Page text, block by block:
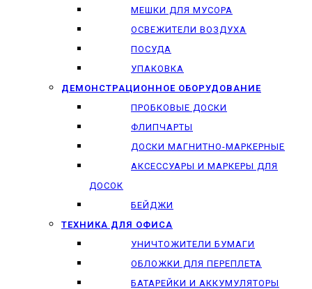
МЕШКИ ДЛЯ МУСОРА
ОСВЕЖИТЕЛИ ВОЗДУХА
ПОСУДА
УПАКОВКА
ДЕМОНСТРАЦИОННОЕ ОБОРУДОВАНИЕ
ПРОБКОВЫЕ ДОСКИ
ФЛИПЧАРТЫ
ДОСКИ МАГНИТНО-МАРКЕРНЫЕ
АКСЕССУАРЫ И МАРКЕРЫ ДЛЯ
ДОСОК
БЕЙДЖИ
ТЕХНИКА ДЛЯ ОФИСА
УНИЧТОЖИТЕЛИ БУМАГИ
ОБЛОЖКИ ДЛЯ ПЕРЕПЛЕТА
БАТАРЕЙКИ И АККУМУЛЯТОРЫ